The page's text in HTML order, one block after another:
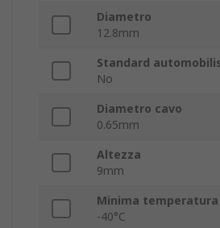
Diametro
12.8mm
Standard
No
Diametro cavo
0.65mm
Altezza
9mm
Minima
-40°C